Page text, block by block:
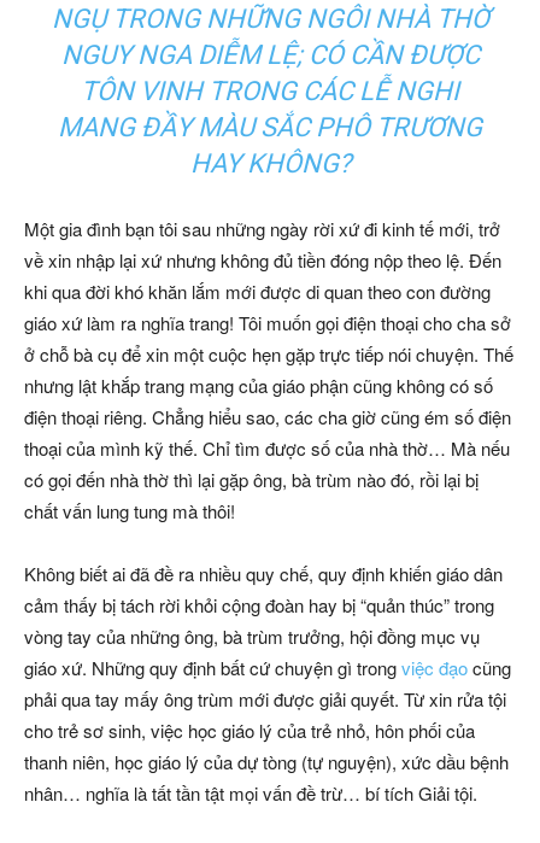
NGỤ TRONG NHỮNG NGÔI NHÀ THỜ
NGUY NGA DIỄM LỆ; CÓ CẦN ĐƯỢC
TÔN VINH TRONG CÁC LỄ NGHI
MANG ĐẦY MÀU SẮC PHÔ TRƯƠNG
HAY KHÔNG?
Một gia đình bạn tôi sau những ngày rời xứ đi kinh tế mới, trở
về xin nhập lại xứ nhưng không đủ tiền đóng nộp theo lệ. Đến
khi qua đời khó khăn lắm mới được di quan theo con đường
giáo xứ làm ra nghĩa trang! Tôi muốn gọi điện thoại cho cha sở
ở chỗ bà cụ để xin một cuộc hẹn gặp trực tiếp nói chuyện. Thế
nhưng lật khắp trang mạng của giáo phận cũng không có số
điện thoại riêng. Chẳng hiểu sao, các cha giờ cũng ém số điện
thoại của mình kỹ thế. Chỉ tìm được số của nhà thờ… Mà nếu
có gọi đến nhà thờ thì lại gặp ông, bà trùm nào đó, rồi lại bị
chất vấn lung tung mà thôi!
Không biết ai đã đề ra nhiều quy chế, quy định khiến giáo dân
cảm thấy bị tách rời khỏi cộng đoàn hay bị “quản thúc” trong
vòng tay của những ông, bà trùm trưởng, hội đồng mục vụ
giáo xứ. Những quy định bất cứ chuyện gì trongviệc đạocũng
phải qua tay mấy ông trùm mới được giải quyết. Từ xin rửa tội
cho trẻ sơ sinh, việc học giáo lý của trẻ nhỏ, hôn phối của
thanh niên, học giáo lý của dự tòng (tự nguyện), xức dầu bệnh
nhân… nghĩa là tất tần tật mọi vấn đề trừ… bí tích Giải tội.